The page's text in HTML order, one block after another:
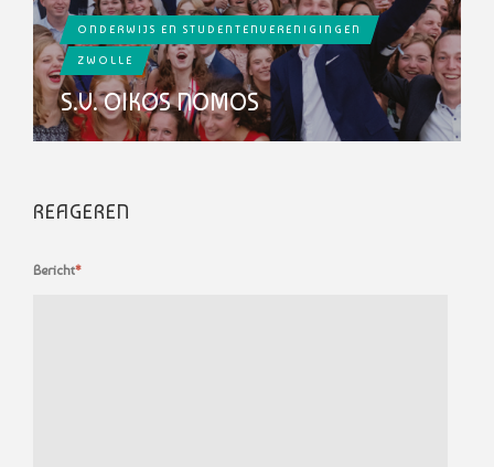
ONDERWIJS EN STUDENTENVERENIGINGEN
ZWOLLE
S.V. OIKOS NOMOS
REAGEREN
Bericht*